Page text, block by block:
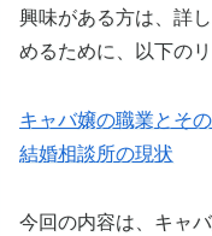
興味がある方は、詳
めるために、以下の
キャバ嬢の職業とそ
結婚相談所の現状
今回の内容は、キャ